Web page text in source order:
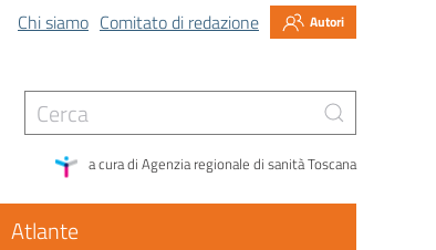
Chi siamo Comitato di redazione Autori
Atlante
a cura di Agenzia regionale di sanità Toscana